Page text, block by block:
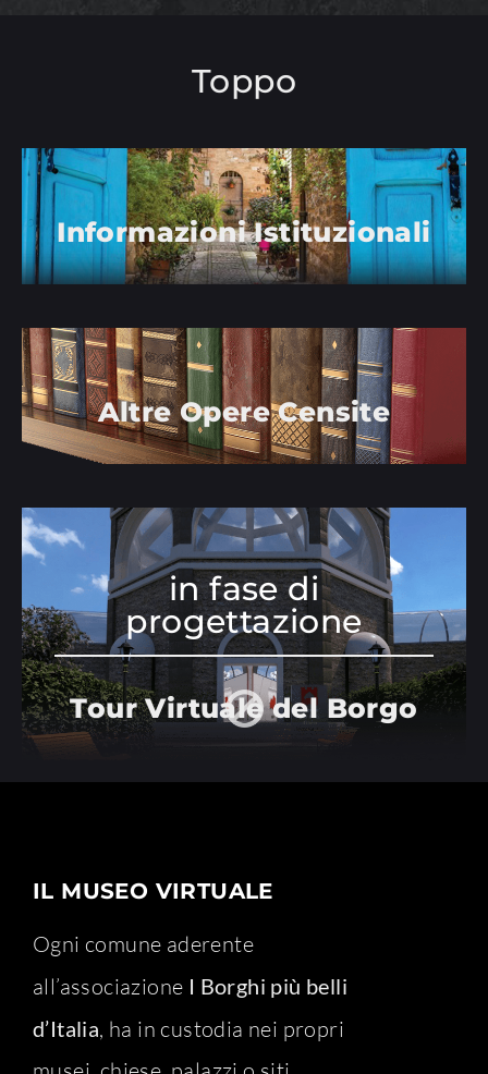
Toppo
Informazioni Istituzionali
Altre Opere Censite
in fase di
progettazione
Tour Virtuale del Borgo
IL MUSEO VIRTUALE
Ogni comune aderente
all’associazione I Borghi più belli
d’Italia, ha in custodia nei propri